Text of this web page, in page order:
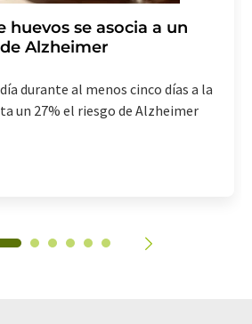
huevos se asocia a un
Alzheimer
durante al menos cinco días a la
un 27% el riesgo de Alzheimer